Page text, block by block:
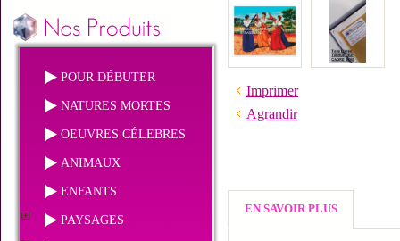
POUR DÉBUTER
NATURES MORTES
OEUVRES CÉLEBRES
ANIMAUX
ENFANTS
PAYSAGES
Imprimer
Agrandir
EN SAVOIR PLUS